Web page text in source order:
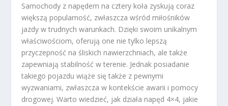
Samochody z napędem na cztery koła zyskują coraz
większą popularność, zwłaszcza wśród miłośników
jazdy w trudnych warunkach. Dzięki swoim unikalnym
właściwościom, oferują one nie tylko lepszą
przyczepność na śliskich nawierzchniach, ale także
zapewniają stabilność w terenie. Jednak posiadanie
takiego pojazdu wiąże się także z pewnymi
wyzwaniami, zwłaszcza w kontekście awarii i pomocy
drogowej. Warto wiedzieć, jak działa napęd 4×4, jakie